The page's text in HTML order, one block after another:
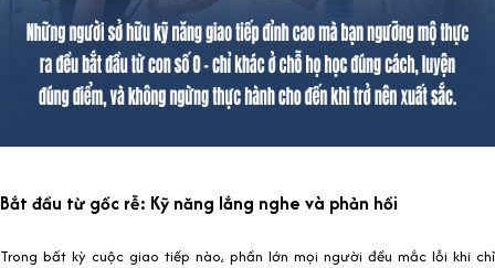
Bắt đầu từ gốc rễ: Kỹ năng lắng nghe và phản hồi
Trong bất kỳ cuộc giao tiếp nào, phần lớn mọi người đều mắc lỗi khi chỉ